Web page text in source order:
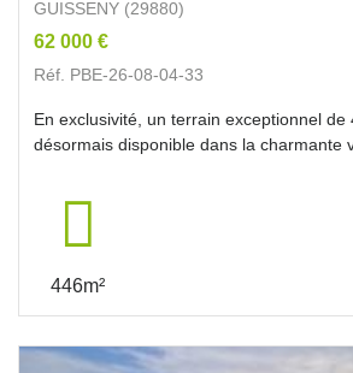
GUISSENY (29880)
62 000 €
Réf. PBE-26-08-04-33
En exclusivité, un terrain exceptionnel de
désormais disponible dans la charmante
446m²